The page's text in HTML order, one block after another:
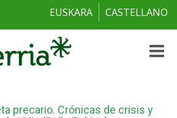
EUSKARA CASTELLANO
Toggle
precario. Crónicas de crisis y